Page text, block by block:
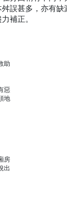
誤甚多，亦有缺
補正。
助
惡
地
房
出